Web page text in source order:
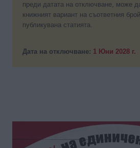
преди датата на отключване, може
книжният вариант на съответния
публикувана статията.
Дата на отключване: 1 Юни 2028 г.